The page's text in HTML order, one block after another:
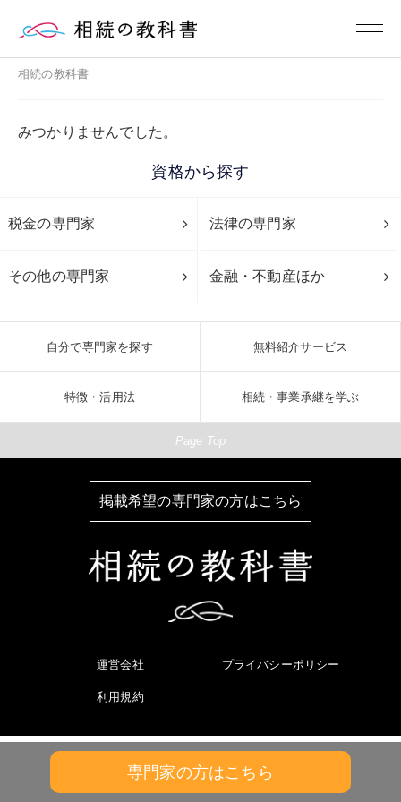
相続の教科書
みつかりませんでした。
資格から探す
税金の専門家 法律の専門家
その他の専門家 金融・不動産ほか
自分で専門家を探す 無料紹介サービス
特徴・活用法 相続・事業承継を学ぶ
Page Top
掲載希望の専門家の方はこちら
運営会社 プライバシーポリシー
利用規約
© 相続の教科書 All Rights reserved.
専門家の方はこちら